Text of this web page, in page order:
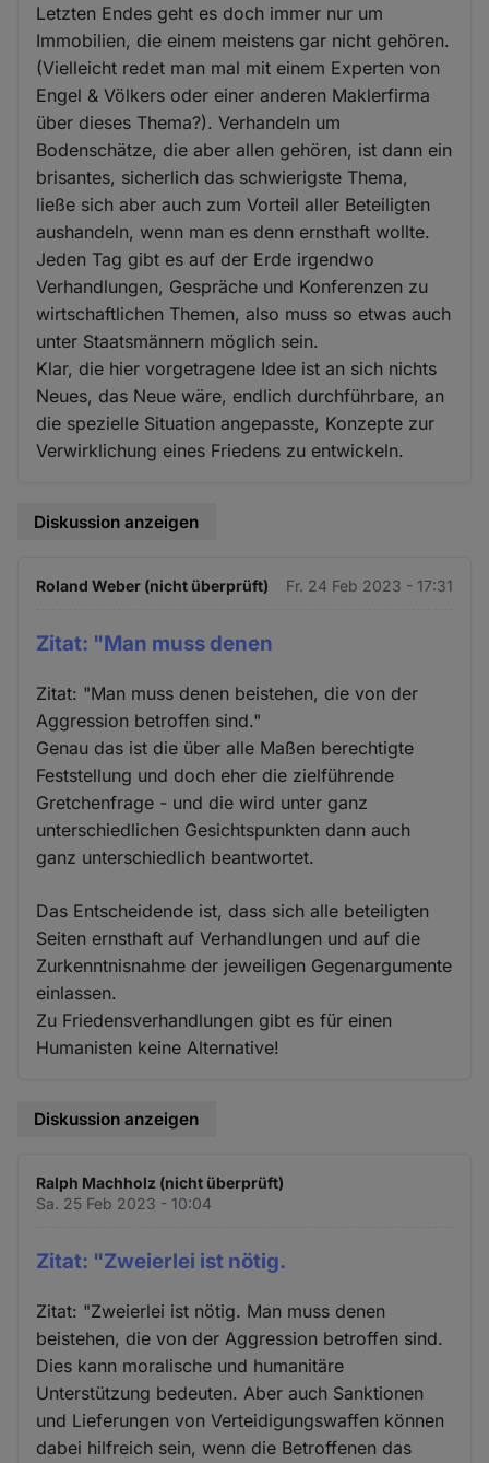
Letzten Endes geht es doch immer nur um
Immobilien, die einem meistens gar nicht gehören.
(Vielleicht redet man mal mit einem Experten von
Engel & Völkers oder einer anderen Maklerfirma
über dieses Thema?). Verhandeln um
Bodenschätze, die aber allen gehören, ist dann ein
brisantes, sicherlich das schwierigste Thema,
ließe sich aber auch zum Vorteil aller Beteiligten
aushandeln, wenn man es denn ernsthaft wollte.
Jeden Tag gibt es auf der Erde irgendwo
Verhandlungen, Gespräche und Konferenzen zu
wirtschaftlichen Themen, also muss so etwas auch
unter Staatsmännern möglich sein.
Klar, die hier vorgetragene Idee ist an sich nichts
Neues, das Neue wäre, endlich durchführbare, an
die spezielle Situation angepasste, Konzepte zur
Verwirklichung eines Friedens zu entwickeln.
Diskussion anzeigen
Roland Weber (nicht überprüft) Fr. 24 Feb 2023 - 17:31
Zitat: "Man muss denen
Zitat: "Man muss denen beistehen, die von der
Aggression betroffen sind."
Genau das ist die über alle Maßen berechtigte
Feststellung und doch eher die zielführende
Gretchenfrage - und die wird unter ganz
unterschiedlichen Gesichtspunkten dann auch
ganz unterschiedlich beantwortet.
Das Entscheidende ist, dass sich alle beteiligten
Seiten ernsthaft auf Verhandlungen und auf die
Zurkenntnisnahme der jeweiligen Gegenargumente
einlassen.
Zu Friedensverhandlungen gibt es für einen
Humanisten keine Alternative!
Diskussion anzeigen
Ralph Machholz (nicht überprüft)
Sa. 25 Feb 2023 - 10:04
Zitat: "Zweierlei ist nötig.
Zitat: "Zweierlei ist nötig. Man muss denen
beistehen, die von der Aggression betroffen sind.
Dies kann moralische und humanitäre
Unterstützung bedeuten. Aber auch Sanktionen
und Lieferungen von Verteidigungswaffen können
dabei hilfreich sein, wenn die Betroffenen das